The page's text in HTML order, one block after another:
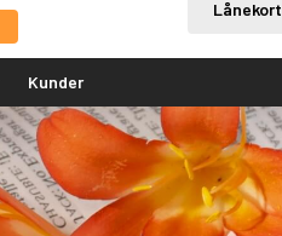
Lånekort
Kunder